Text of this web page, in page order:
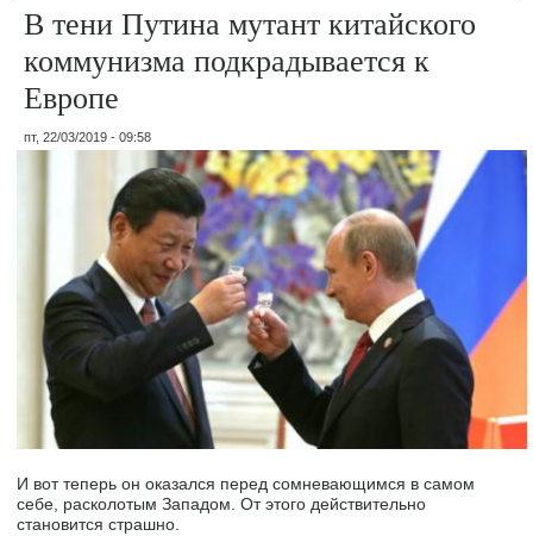
В тени Путина мутант китайского
коммунизма подкрадывается к
Европе
пт, 22/03/2019 - 09:58
И вот теперь он оказался перед сомневающимся в самом
себе, расколотым Западом. От этого действительно
становится страшно.